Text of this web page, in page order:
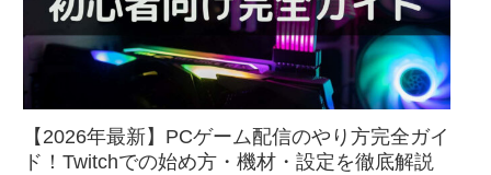
【2026年最新】PCゲーム配信のやり方完全ガイ
ド！Twitchでの始め方・機材・設定を徹底解説